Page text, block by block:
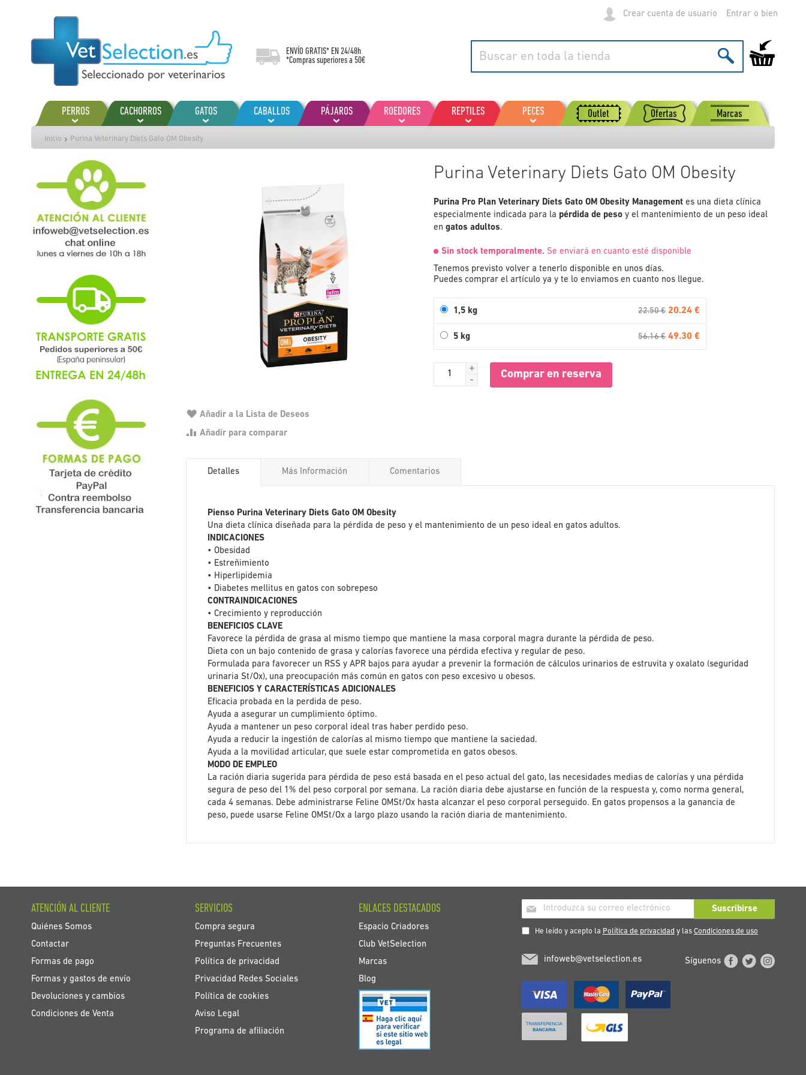
contenido
Crear cuenta de usuario Entrar
ENVÍO GRATIS* EN 24/48h
*Compras superiores a 50€
Mi carrito de
PERROS CACHORROS GATOS CABALLOS PÁJAROS ROEDORES REPTILES PECES Outlet Ofertas Marcas
Inicio Purina Veterinary Diets Gato OM Obesity
Purina Veterinary Diets Gato OM Obesity
Purina Pro Plan Veterinary Diets Gato OM Obesity Managementes una dieta clínica
especialmente indicada para la pérdida de peso y el mantenimiento de un peso ideal
engatos adultos.
Sin stock temporalmente. Se enviará en cuanto esté disponible
Tenemos previsto volver a tenerlo disponible en unos días.
Puedes comprar el artículo ya y te lo enviamos en cuanto nos llegue.
1,5 kg 22.50 € 20.24 €
5 kg 56.16 € 49.30 €
+
-
Comprar en reserva
Añadir a la Lista de Deseos
Añadir para comparar
la
imágenes
Detalles
Pienso Purina Veterinary Diets Gato OM Obesity
Una dieta clínica diseñada para la pérdida de peso y el mantenimiento de un peso ideal en gatos adultos.
INDICACIONES
• Obesidad
• Estreñimiento
• Hiperlipidemia
• Diabetes mellitus en gatos con sobrepeso
CONTRAINDICACIONES
• Crecimiento y reproducción
BENEFICIOS CLAVE
Favorece la pérdida de grasa al mismo tiempo que mantiene la masa corporal magra durante la pérdida de peso.
Dieta con un bajo contenido de grasa y calorías favorece una pérdida efectiva y regular de peso.
Formulada para favorecer un RSS y APR bajos para ayudar a prevenir la formación de cálculos urinarios de estruvita y oxalato (seguridad
urinaria St/Ox), una preocupación más común en gatos con peso excesivo u obesos.
BENEFICIOS Y CARACTERÍSTICAS ADICIONALES
Eficacia probada en la perdida de peso.
Ayuda a asegurar un cumplimiento óptimo.
Ayuda a mantener un peso corporal ideal tras haber perdido peso.
Ayuda a reducir la ingestión de calorías al mismo tiempo que mantiene la saciedad.
Ayuda a la movilidad articular, que suele estar comprometida en gatos obesos.
MODO DE EMPLEO
La ración diaria sugerida para pérdida de peso está basada en el peso actual del gato, las necesidades medias de calorías y una pérdida
segura de peso del 1% del peso corporal por semana. La ración diaria debe ajustarse en función de la respuesta y, como norma general,
cada 4 semanas. Debe administrarse Feline OMSt/Ox hasta alcanzar el peso corporal perseguido. En gatos propensos a la ganancia de
peso, puede usarse Feline OMSt/Ox a largo plazo usando la ración diaria de mantenimiento.
Más Información Comentarios
Inscríbase
a
nuestro
de
Suscribirse
He leído y acepto la Política de privacidad y las Condiciones de uso
ATENCIÓN AL CLIENTE
Quiénes Somos
Contactar
Formas de pago
Formas y gastos de envío
Devoluciones y cambios
Condiciones de Venta
SERVICIOS
Compra segura
Preguntas Frecuentes
Política de privacidad
Privacidad Redes Sociales
Política de cookies
Aviso Legal
Programa de afiliación
ENLACES DESTACADOS
Espacio Criadores
Club VetSelection
Marcas
Blog
infoweb@vetselection.es Síguenos